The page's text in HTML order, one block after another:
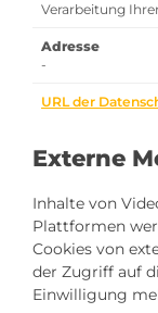
Verarbeitung
Adresse
-
URL der
Externe
Inhalte von
Plattformen
Cookies von
der Zugriff auf
Einwilligung